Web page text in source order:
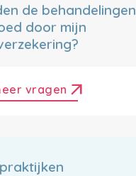
de behandelingen
door mijn
vragen arrow_outward